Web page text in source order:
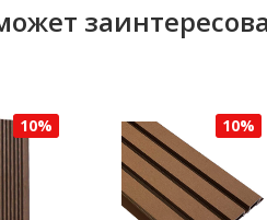
10% 10%